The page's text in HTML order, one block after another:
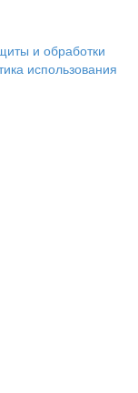
и обработки
использования